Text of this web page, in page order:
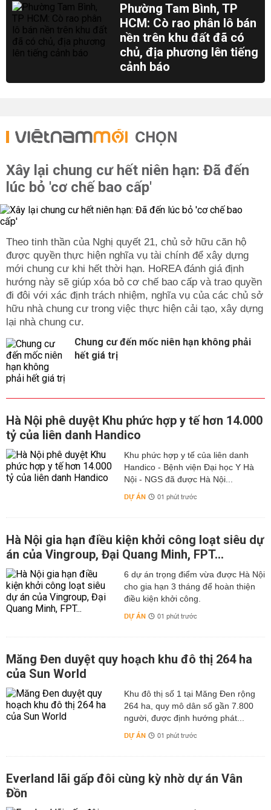
Phường Tam Bình, TP
HCM: Cò rao phân lô bán
nền trên khu đất đã có
chủ, địa phương lên tiếng
cảnh báo
CHỌN
Xây lại chung cư hết niên hạn: Đã đến
lúc bỏ 'cơ chế bao cấp'
Theo tinh thần của Nghị quyết 21, chủ sở hữu căn hộ
được quyền thực hiện nghĩa vụ tài chính để xây dựng
mới chung cư khi hết thời hạn. HoREA đánh giá định
hướng này sẽ giúp xóa bỏ cơ chế bao cấp và trao quyền
đi đôi với xác định trách nhiệm, nghĩa vụ của các chủ sở
hữu nhà chung cư trong việc thực hiện cải tạo, xây dựng
lại nhà chung cư.
Chung cư đến mốc niên hạn không phải
hết giá trị
Hà Nội phê duyệt Khu phức hợp y tế hơn 14.000
tỷ của liên danh Handico
Khu phức hợp y tế của liên danh
Handico - Bệnh viện Đại học Y Hà
Nội - NGS đã được Hà Nội...
DỰ ÁN 01 phút trước
Hà Nội gia hạn điều kiện khởi công loạt siêu dự
án của Vingroup, Đại Quang Minh, FPT...
6 dự án trọng điểm vừa được Hà Nội
cho gia hạn 3 tháng để hoàn thiện
điều kiện khởi công.
DỰ ÁN 01 phút trước
Măng Đen duyệt quy hoạch khu đô thị 264 ha
của Sun World
Khu đô thị số 1 tại Măng Đen rộng
264 ha, quy mô dân số gần 7.800
người, được định hướng phát...
DỰ ÁN 01 phút trước
Everland lãi gấp đôi cùng kỳ nhờ dự án Vân
Đồn